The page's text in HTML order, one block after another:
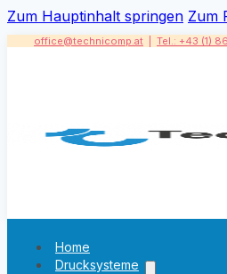
Zum Hauptinhalt springen Zum
office@technicomp.at Tel.: +43 (1)
Home
Drucksysteme